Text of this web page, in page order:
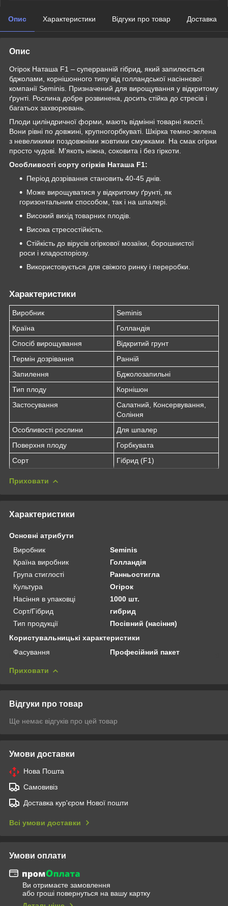
Опис Характеристики Відгуки про товар Доставка
Опис
Огірок Наташа F1 – суперранній гібрид, який запилюється
бджолами, корнішонного типу від голландської насіннєвої
компанії Seminis. Призначений для вирощування у відкритому
ґрунті. Рослина добре розвинена, досить стійка до стресів і
багатьох захворювань.
Плоди циліндричної форми, мають відмінні товарні якості.
Вони рівні по довжині, крупногорбкуваті. Шкірка темно-зелена
з невеликими поздовжніми жовтими смужками. На смак огірки
просто чудові. М'якоть ніжна, соковита і без гіркоти.
Особливості сорту огірків Наташа F1:
Період дозрівання становить 40-45 днів.
Може вирощуватися у відкритому ґрунті, як
горизонтальним способом, так і на шпалері.
Високий вихід товарних плодів.
Висока стресостійкість.
Стійкість до вірусів огіркової мозаїки, борошнистої
роси і кладоспоріозу.
Використовується для свіжого ринку і переробки.
Характеристики
Виробник
Seminis
Країна
Голландія
Спосіб вирощування
Відкритий грунт
Термін дозрівання
Ранній
Запилення
Бджолозапильні
Тип плоду
Корнішон
Застосування
Салатний, Консервування,
Соління
Особливості рослини
Для шпалер
Поверхня плоду
Горбкувата
Сорт
Гібрид (F1)
Приховати
Характеристики
Основні атрибути
Виробник
Seminis
Країна виробник
Голландія
Група стиглості
Ранньостигла
Культура
Огірок
Насіння в упаковці
1000 шт.
Сорт/Гібрид
гибрид
Тип продукції
Посівний (насіння)
Користувальницькі характеристики
Фасування
Професійний пакет
Приховати
Відгуки про товар
Ще немає відгуків про цей товар
Умови доставки
Нова Пошта
Самовивіз
Доставка кур'єром Нової пошти
Всі умови доставки
Умови оплати
Ви отримаєте замовлення
або гроші повернуться на вашу картку